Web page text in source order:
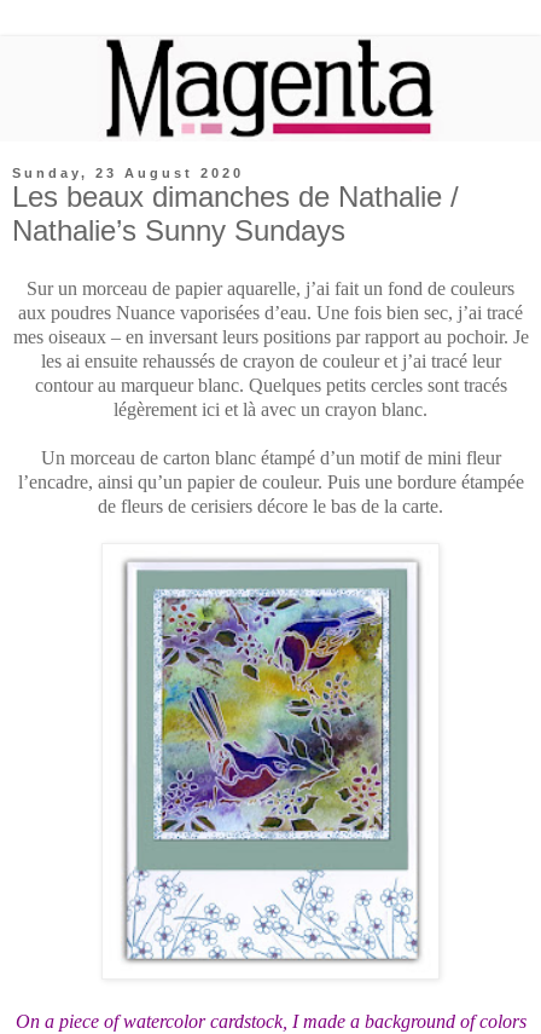
Sunday, 23 August 2020
Les beaux dimanches de Nathalie /
Nathalie’s Sunny Sundays
Sur un morceau de papier aquarelle, j’ai fait un fond de couleurs
aux poudres Nuance vaporisées d’eau. Une fois bien sec, j’ai tracé
mes oiseaux – en inversant leurs positions par rapport au pochoir. Je
les ai ensuite rehaussés de crayon de couleur et j’ai tracé leur
contour au marqueur blanc. Quelques petits cercles sont tracés
légèrement ici et là avec un crayon blanc.
Un morceau de carton blanc étampé d’un motif de mini fleur
l’encadre, ainsi qu’un papier de couleur. Puis une bordure étampée
de fleurs de cerisiers décore le bas de la carte.
On a piece of watercolor cardstock, I made a background of colors